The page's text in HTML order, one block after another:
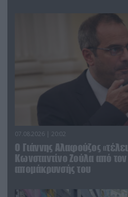
07.08.2026 | 20:02
Ο Γιάννης Αλαφούζος
Κωνσταντίνο Ζούλα από
απομάκρυνσής του